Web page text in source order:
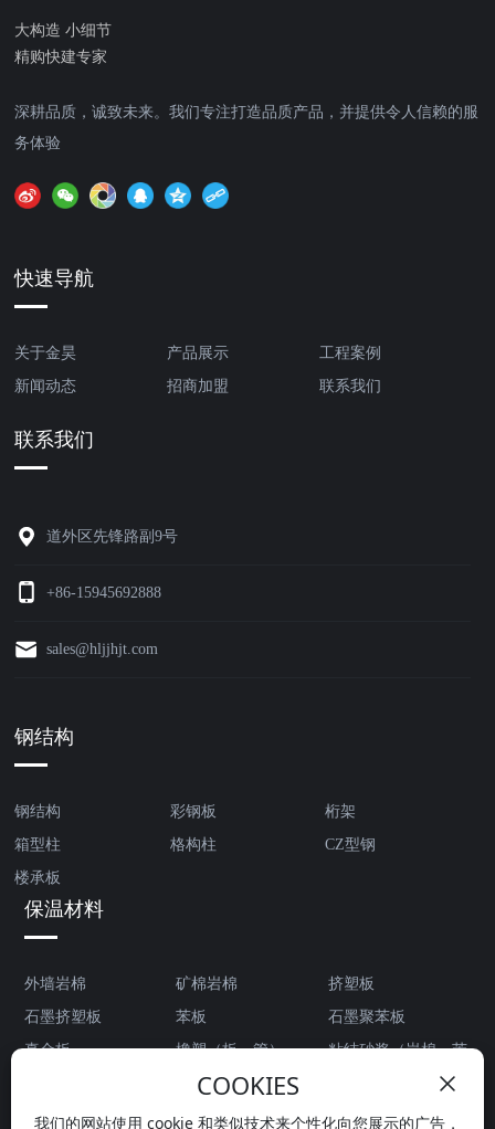
COOKIES
我们的网站使用 cookie 和类似技术来个性化向您展示的广告，
大构造 小细节
精购快建专家
深耕品质，诚致未来。我们专注打造品质产品，并提供令人信赖的服
务体验
快速导航
关于金昊 产品展示
工程案例
新闻动态
招商加盟 联系我们
联系我们
道外区先锋路副9号
+86-15945692888
sales@hljjhjt.com
钢结构
钢结构 彩钢板
桁架
箱型柱
格构柱
CZ型钢
楼承板
保温材料
外墙岩棉 矿棉岩棉
挤塑板
石墨挤塑板
苯板
石墨聚苯板
真金板
橡塑（板、管）
粘结砂浆（岩棉、苯